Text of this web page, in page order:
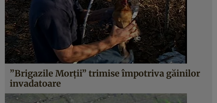
”Brigazile Morţii” trimise împotriva găinilor
invadatoare